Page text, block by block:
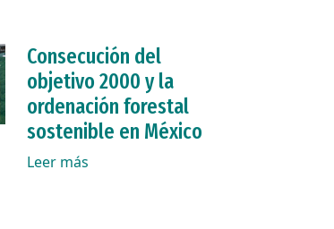
Consecución del
objetivo 2000 y la
ordenación forestal
sostenible en México
Leer más